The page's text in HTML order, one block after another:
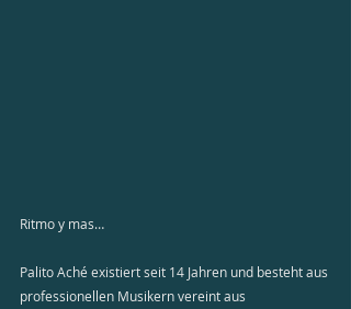
Ritmo y mas…
Palito Aché existiert seit 14 Jahren und besteht aus
professionellen Musikern vereint aus